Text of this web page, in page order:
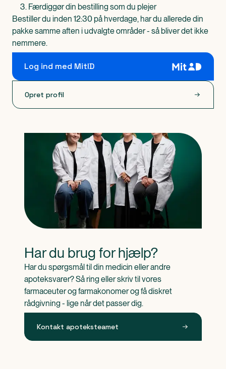
Færdiggør din bestilling som du plejer
Bestiller du inden 12:30 på hverdage, har du allerede din
pakke samme aften i udvalgte områder - så bliver det ikke
nemmere.
Log ind med MitID
Opret profil
Har du brug for hjælp?
Har du spørgsmål til din medicin eller andre
apoteksvarer? Så ring eller skriv til vores
farmaceuter og farmakonomer og få diskret
rådgivning - lige når det passer dig.
Kontakt apoteksteamet